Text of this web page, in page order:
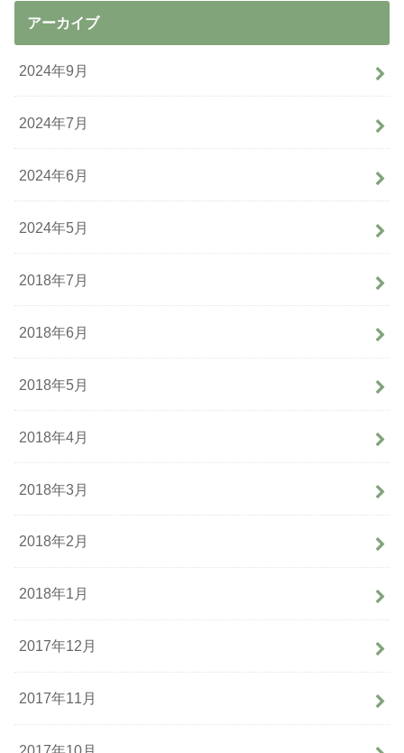
アーカイブ
2024年9月
2024年7月
2024年6月
2024年5月
2018年7月
2018年6月
2018年5月
2018年4月
2018年3月
2018年2月
2018年1月
2017年12月
2017年11月